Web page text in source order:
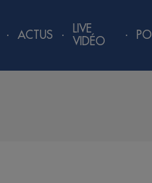
ACTUS
LIVE
VIDÉO